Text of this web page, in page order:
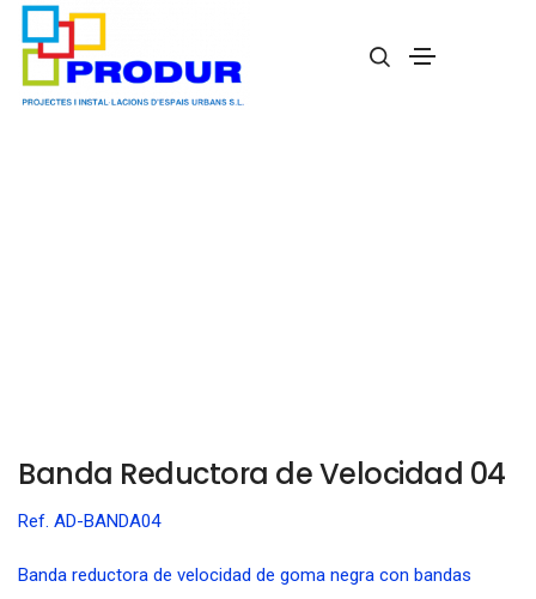
Banda Reductora de Velocidad 04
Banda Reductora de Velocidad 04
Ref. AD-BANDA04
Banda reductora de velocidad de goma negra con bandas